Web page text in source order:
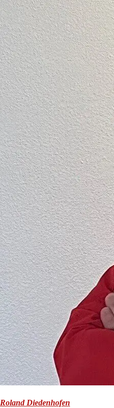
Roland Diedenhofen